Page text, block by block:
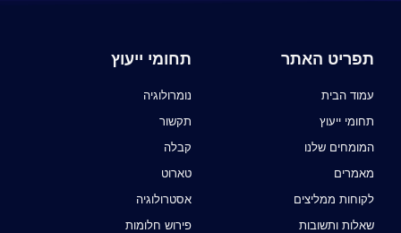
תפריט האתר
עמוד הבית
תחומי ייעוץ
המומחים שלנו
מאמרים
לקוחות ממליצים
שאלות ותשובות
תחומי ייעוץ
נומרולוגיה
תקשור
קבלה
טארוט
אסטרולוגיה
פירוש חלומות